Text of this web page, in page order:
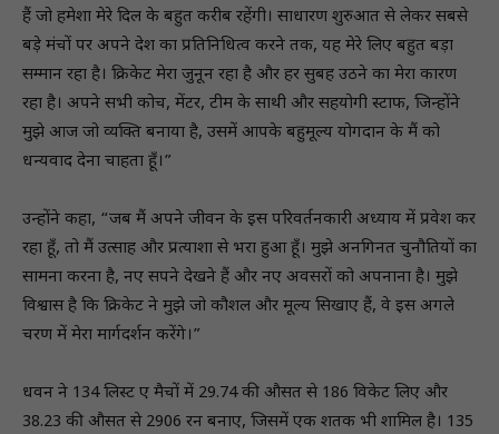
हैं जो हमेशा मेरे दिल के बहुत करीब रहेंगी। साधारण शुरुआत से लेकर सबसे
बड़े मंचों पर अपने देश का प्रतिनिधित्व करने तक, यह मेरे लिए बहुत बड़ा
सम्मान रहा है। क्रिकेट मेरा जुनून रहा है और हर सुबह उठने का मेरा कारण
रहा है। अपने सभी कोच, मेंटर, टीम के साथी और सहयोगी स्टाफ, जिन्होंने
मुझे आज जो व्यक्ति बनाया है, उसमें आपके बहुमूल्य योगदान के मैं को
धन्यवाद देना चाहता हूँ।”
उन्होंने कहा, “जब मैं अपने जीवन के इस परिवर्तनकारी अध्याय में प्रवेश कर
रहा हूँ, तो मैं उत्साह और प्रत्याशा से भरा हुआ हूँ। मुझे अनगिनत चुनौतियों का
सामना करना है, नए सपने देखने हैं और नए अवसरों को अपनाना है। मुझे
विश्वास है कि क्रिकेट ने मुझे जो कौशल और मूल्य सिखाए हैं, वे इस अगले
चरण में मेरा मार्गदर्शन करेंगे।”
धवन ने 134 लिस्ट ए मैचों में 29.74 की औसत से 186 विकेट लिए और
38.23 की औसत से 2906 रन बनाए, जिसमें एक शतक भी शामिल है। 135